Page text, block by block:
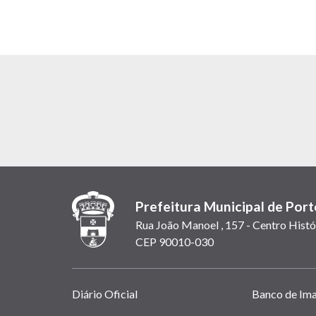
Prefeitura Municipal de
Rua João Manoel , 157 - Centro
CEP 90010-030
Links
Diário Oficial Banco de